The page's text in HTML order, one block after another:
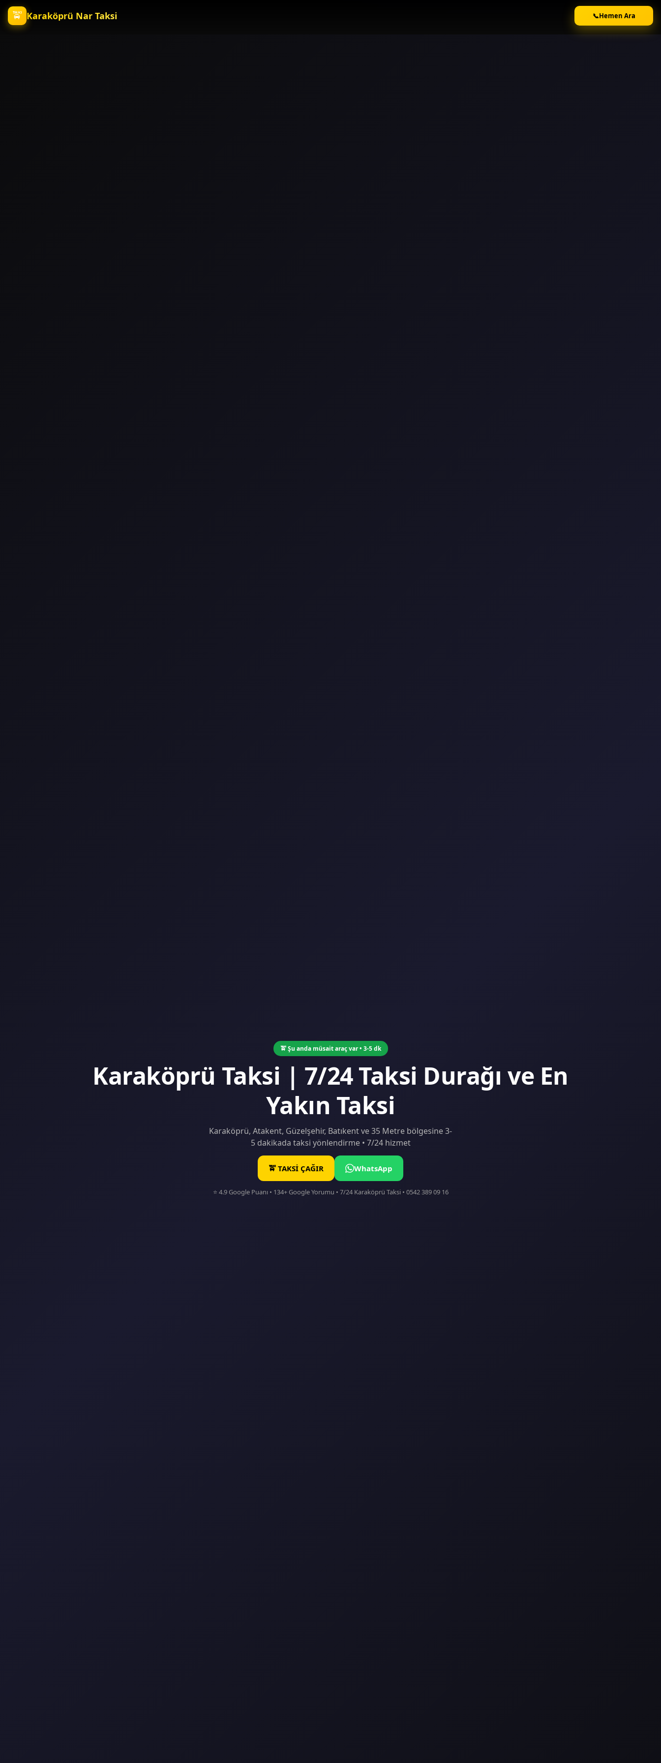
🚖 Karaköprü Nar Taksi 📞Hemen Ara
🚖 Şu anda müsait araç var • 3-5 dk
Karaköprü Taksi | 7/24 Taksi Durağı ve En
Yakın Taksi
Karaköprü, Atakent, Güzelşehir, Batıkent ve 35 Metre bölgesine 3-
5 dakikada taksi yönlendirme • 7/24 hizmet
🚖 TAKSİ ÇAĞIR WhatsApp
⭐ 4.9 Google Puanı • 134+ Google Yorumu • 7/24 Karaköprü Taksi • 0542 389 09 16